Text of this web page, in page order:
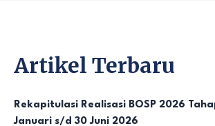
Artikel Terbaru
Rekapitulasi Realisasi BOSP 2026
Januari s/d 30 Juni 2026